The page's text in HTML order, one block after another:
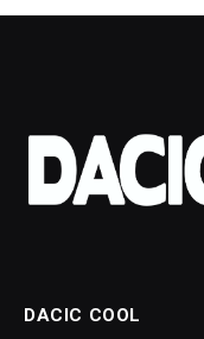
DACIC COOL